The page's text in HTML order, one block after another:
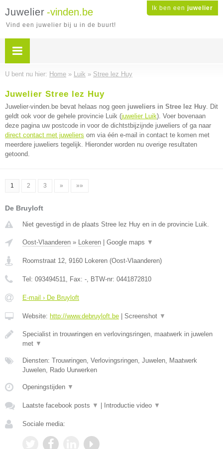
Ik ben een juwelier
Juwelier -vinden.be
Vind een juwelier bij u in de buurt!
U bent nu hier: Home » Luik » Stree lez Huy
Juwelier Stree lez Huy
Juwelier-vinden.be bevat helaas nog geen juweliers in Stree lez Huy. Dit
geldt ook voor de gehele provincie Luik (juwelier Luik). Voer bovenaan
deze pagina uw postcode in voor de dichtstbijzijnde juweliers of ga naar
direct contact met juweliers om via één e-mail in contact te komen met
meerdere juweliers tegelijk. Hieronder worden nu overige resultaten
getoond.
1 2 3 » »»
De Bruyloft
Niet gevestigd in de plaats Stree lez Huy en in de provincie Luik.
Oost-Vlaanderen » Lokeren Google maps ▼
Roomstraat 12, 9160 Lokeren (Oost-Vlaanderen)
Tel: 093494511, Fax: -, BTW-nr: 0441872810
E-mail › De Bruyloft
Website: http://www.debruyloft.be Screenshot ▼
Specialist in trouwringen en verlovingsringen, maatwerk in juwelen
met ▼
Diensten: Trouwringen, Verlovingsringen, Juwelen, Maatwerk
Juwelen, Rado Uurwerken
Openingstijden ▼
Laatste facebook posts ▼ Introductie video ▼
Sociale media: